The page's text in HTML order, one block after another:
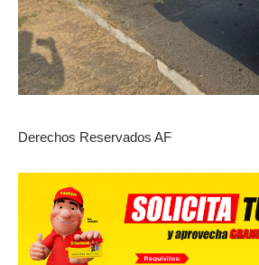
Derechos Reservados AF